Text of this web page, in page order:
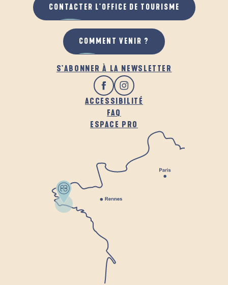
AU GRAND AIR
S'ABONNER À LA NEWSLETTER
ACCESSIBILITÉ
FAQ
ESPACE PRO
CONTACTER L'OFFICE DE TOURISME
COMMENT VENIR ?